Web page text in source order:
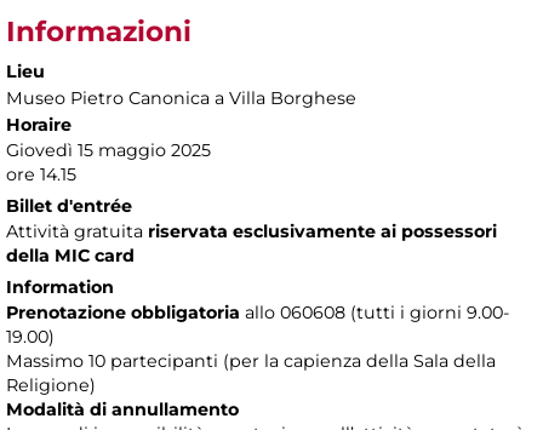
Informazioni
Lieu
Museo Pietro Canonica a Villa Borghese
Horaire
Giovedì 15 maggio 2025
ore 14.15
Billet d'entrée
Attività gratuita riservata esclusivamente ai possessori
della MIC card
Information
Prenotazione obbligatoria allo 060608 (tutti i giorni 9.00-
19.00)
Massimo 10 partecipanti (per la capienza della Sala della
Religione)
Modalità di annullamento